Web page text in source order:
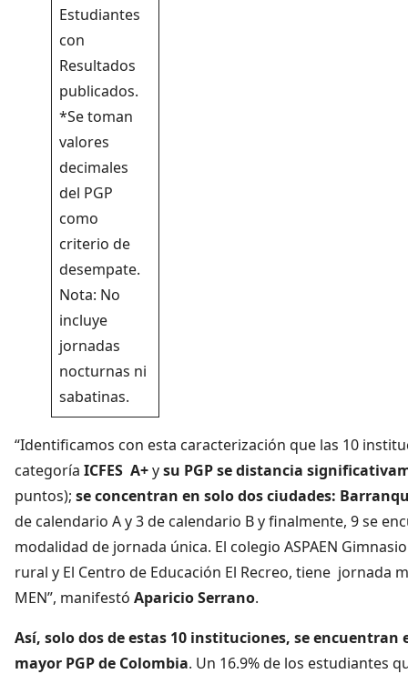
Estudiantes
con
Resultados
publicados.
*Se toman
valores
decimales
del PGP
como
criterio de
desempate.
Nota: No
incluye
jornadas
nocturnas ni
sabatinas.
“Identificamos con esta caracterización que las 10
categoría ICFES A+ysu PGP se distancia
puntos); se concentran en solo dos ciudades:
de calendario A y 3 de calendario B y finalmente, 9 se
modalidad de jornada única. El colegio ASPAEN
rural y El Centro de Educación El Recreo, tiene jornada
MEN”, manifestó Aparicio Serrano.
Así, solo dos de estas 10 instituciones, se encuentran
mayor PGP de Colombia. Un 16.9% de los estudiantes